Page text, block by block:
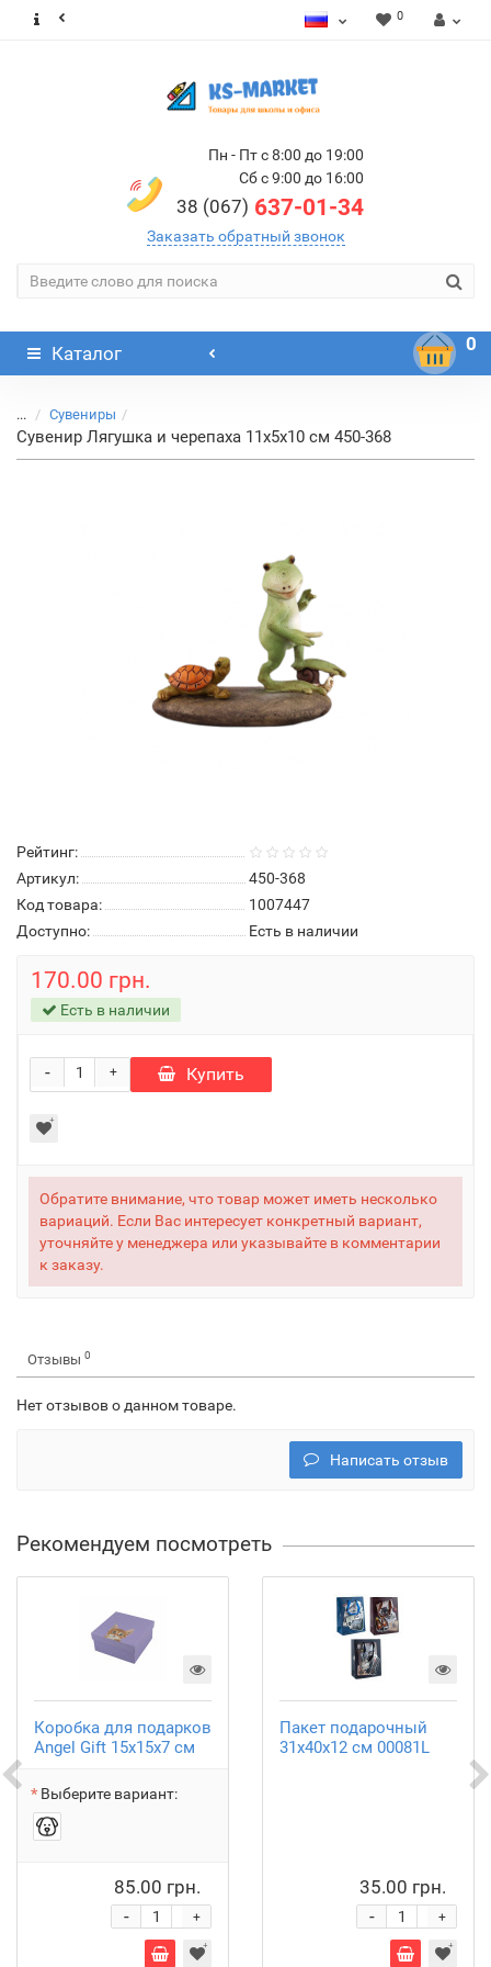
0
Пн - Пт с 8:00 до 19:00
Сб с 9:00 до 16:00
38 (067) 637-01-34
Заказать обратный звонок
Каталог 0
... Сувениры
Сувенир Лягушка и черепаха 11х5х10 см 450-368
Рейтинг:
Артикул:
450-368
Код товара:
1007447
Доступно:
Есть в наличии
170.00 грн.
Есть в наличии
+
- Купить
Обратите внимание, что товар может иметь несколько
вариаций. Если Вас интересует конкретный вариант,
уточняйте у менеджера или указывайте в комментарии
к заказу.
Отзывы 0
Нет отзывов о данном товаре.
Написать отзыв
Рекомендуем посмотреть
Коробка для подарков
Angel Gift 15х15х7 см
Выберите вариант:
85.00 грн.
+
-
Пакет подарочный
31х40х12 см 00081L
35.00 грн.
+
-